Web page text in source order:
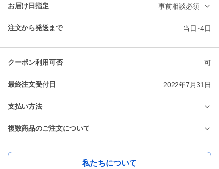
お届け日指定 事前相談必須
注文から発送まで 当日~4日
クーポン利用可否 可
最終注文受付日 2022年7月31日
支払い方法
複数商品のご注文について
私たちについて